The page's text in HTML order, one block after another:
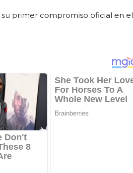
primer compromiso oficial en el